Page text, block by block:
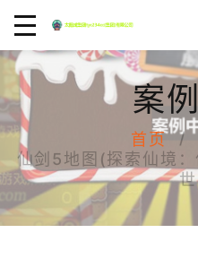
案
首页
仙剑5地图(探索仙境